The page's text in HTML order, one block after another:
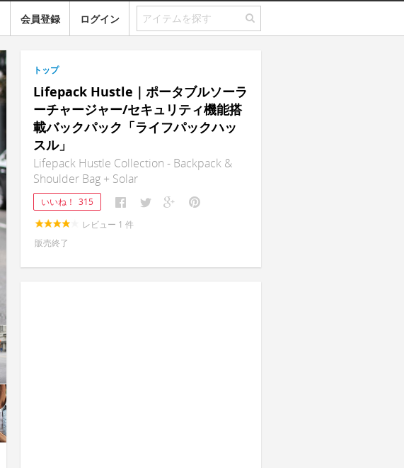
会員登録 ログイン
トップ
Lifepack Hustle｜ポータブルソーラ
ーチャージャー/セキュリティ機能搭
載バックパック「ライフパックハッ
スル」
Lifepack Hustle Collection - Backpack &
Shoulder Bag + Solar
いいね！ 315
レビュー 1 件
販売終了